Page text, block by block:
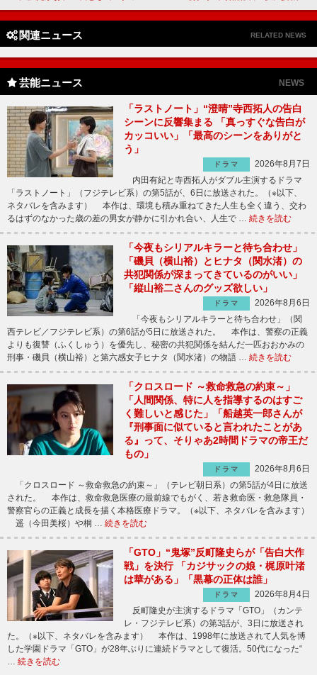
関連ニュース RELATED NEWS
芸能ニュース NEWS
「ラストノート」“澄晴”寺西拓人の告白
シーンに反響集まる 「真っすぐな告白が
カッコいい」「最高のシーンをありがと
う」
ドラマ
2026年8月7日
内田有紀と寺西拓人がダブル主演するドラマ
「ラストノート」（フジテレビ系）の第5話が、6日に放送された。（※以下、
ネタバレを含みます） 本作は、環境も積み重ねてきた人生も全く違う、交わ
るはずのなかった歳の差の男女が静かに引かれ合い、人生で … 続きを読む
「今夜もシリアルキラーと待ち合わせ」
「磯貝（横山裕）とヒナタ（関水渚）の
共犯関係が深まってきているのがいい」
「縦山裕二さんのグッズ欲しい」
ドラマ
2026年8月6日
「今夜もシリアルキラーと待ち合わせ」（関
西テレビ／フジテレビ系）の第6話が5日に放送された。 本作は、警察の正義
よりも復讐（ふくしゅう）を優先し、秘密の共犯関係を結んだ一匹おおかみの
刑事・磯貝（横山裕）と第六感女子ヒナタ（関水渚）の物語 … 続きを読む
「クロスロード ～救命救急の約束～」
「人間関係、特に人を指導するのはすご
く難しいと感じた」「船越英一郎さんが
『刑事面に似ていると言われたことがあ
る』って、そりゃあ2時間ドラマの帝王だ
もの」
ドラマ
2026年8月6日
「クロスロード ～救命救急の約束～」（テレビ朝日系）の第5話が4日に放送
された。 本作は、救命救急医療の最前線でもがく、若き救命医・救急隊員・
警察官らの正義と成長を描く本格医療ドラマ。（※以下、ネタバレを含みます）
遥（今田美桜）や桐 … 続きを読む
「GTO」“鬼塚”反町隆史らが「告白大作
戦」を決行 「カジサックの娘・梶原叶渚
は華がある」「黒幕の正体は誰」
ドラマ
2026年8月4日
反町隆史が主演するドラマ「GTO」（カンテ
レ・フジテレビ系）の第3話が、3日に放送され
た。（※以下、ネタバレを含みます） 本作は、1998年に放送されて人気を博
した学園ドラマ「GTO」が28年ぶりに連続ドラマとして復活。50代になった“
続きを読む